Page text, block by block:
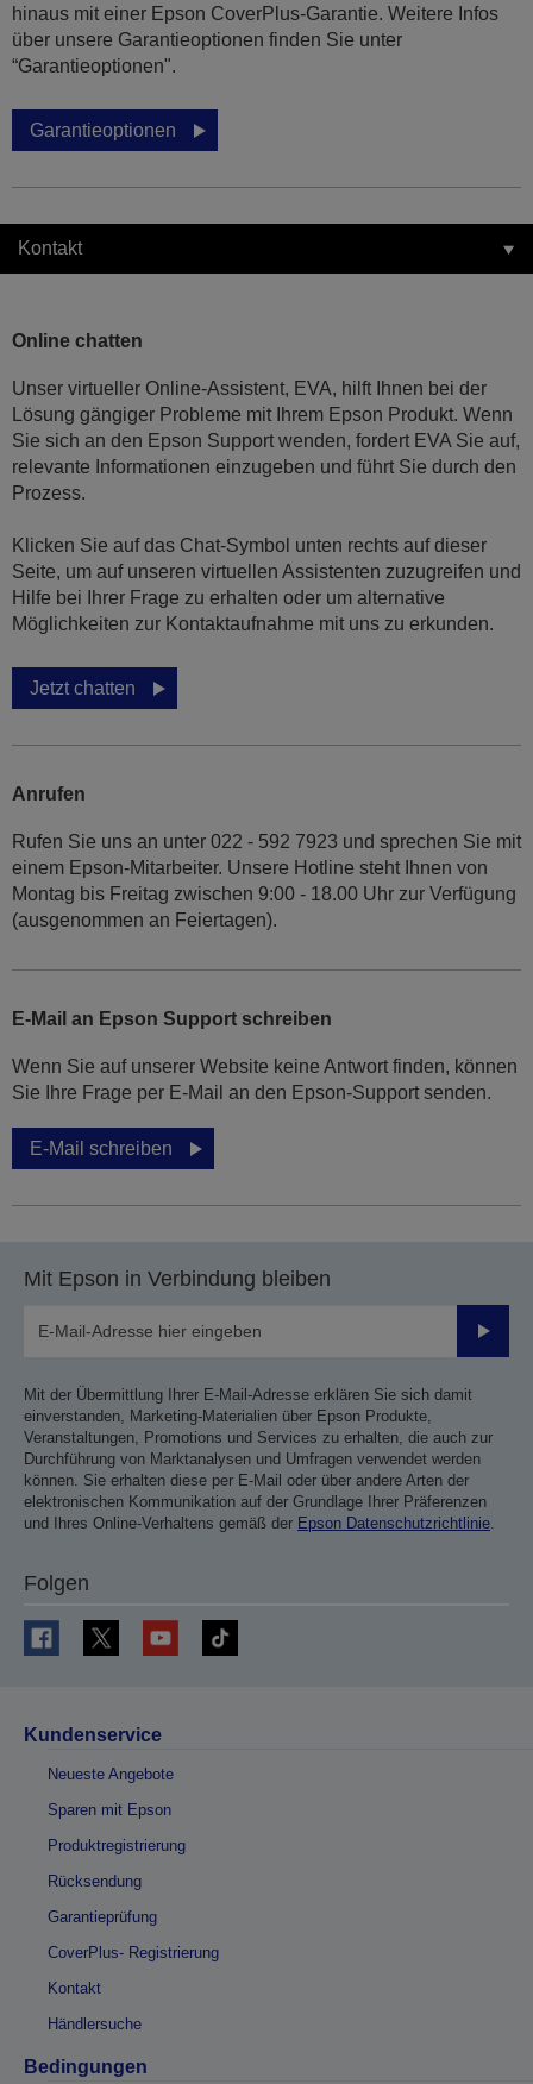
hinaus mit einer Epson CoverPlus-Garantie. Weitere Infos
über unsere Garantieoptionen finden Sie unter
“Garantieoptionen".
Garantieoptionen
Kontakt
Online chatten
Unser virtueller Online-Assistent, EVA, hilft Ihnen bei der
Lösung gängiger Probleme mit Ihrem Epson Produkt. Wenn
Sie sich an den Epson Support wenden, fordert EVA Sie auf,
relevante Informationen einzugeben und führt Sie durch den
Prozess.
Klicken Sie auf das Chat-Symbol unten rechts auf dieser
Seite, um auf unseren virtuellen Assistenten zuzugreifen und
Hilfe bei Ihrer Frage zu erhalten oder um alternative
Möglichkeiten zur Kontaktaufnahme mit uns zu erkunden.
Jetzt chatten
Anrufen
Rufen Sie uns an unter 022 - 592 7923 und sprechen Sie mit
einem Epson-Mitarbeiter. Unsere Hotline steht Ihnen von
Montag bis Freitag zwischen 9:00 - 18.00 Uhr zur Verfügung
(ausgenommen an Feiertagen).
E-Mail an Epson Support schreiben
Wenn Sie auf unserer Website keine Antwort finden, können
Sie Ihre Frage per E-Mail an den Epson-Support senden.
E-Mail schreiben
Mit Epson in Verbindung bleiben
Mit der Übermittlung Ihrer E-Mail-Adresse erklären Sie sich damit
einverstanden, Marketing-Materialien über Epson Produkte,
Veranstaltungen, Promotions und Services zu erhalten, die auch zur
Durchführung von Marktanalysen und Umfragen verwendet werden
können. Sie erhalten diese per E-Mail oder über andere Arten der
elektronischen Kommunikation auf der Grundlage Ihrer Präferenzen
und Ihres Online-Verhaltens gemäß der Epson Datenschutzrichtlinie.
Folgen
Kundenservice
Neueste Angebote
Sparen mit Epson
Produktregistrierung
Rücksendung
Garantieprüfung
CoverPlus- Registrierung
Kontakt
Händlersuche
Bedingungen